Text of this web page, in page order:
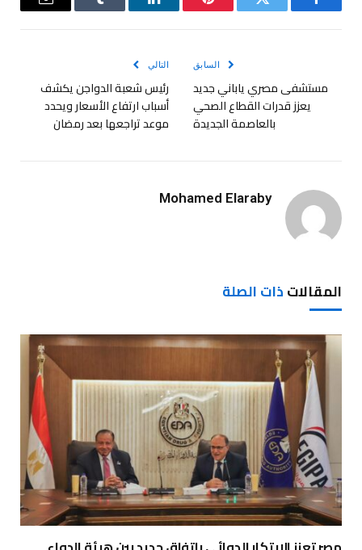
فيسبوك تويتر بينتيريستلينكدإن Tumblr
البريد
السابق
مستشفى مصري ياباني جديد
يعزز قدرات القطاع الصحي
بالعاصمة الجديدة
التالي
رئيس شعبة الدواجن يكشف
أسباب ارتفاع الأسعار ويحدد
موعد تراجعها بعد رمضان
Mohamed Elaraby
المقالاتذات الصلة